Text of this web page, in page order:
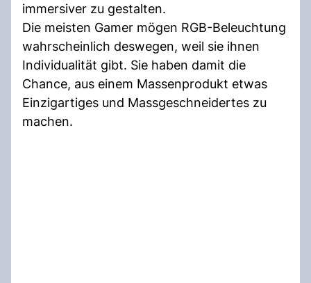
immersiver zu gestalten.
Die meisten Gamer mögen RGB-Beleuchtung
wahrscheinlich deswegen, weil sie ihnen
Individualität gibt. Sie haben damit die
Chance, aus einem Massenprodukt etwas
Einzigartiges und Massgeschneidertes zu
machen.